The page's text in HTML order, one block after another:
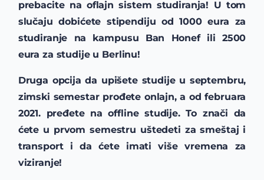
prebacite na oflajn sistem studiranja! U tom
slučaju dobićete stipendiju od 1000 eura za
studiranje na kampusu Ban Honef ili 2500
eura za studije u Berlinu!
Druga opcija da upišete studije u septembru,
zimski semestar prođete onlajn, a od februara
2021. pređete na offline studije. To znači da
ćete u prvom semestru uštedeti za smeštaj i
transport i da ćete imati više vremena za
viziranje!